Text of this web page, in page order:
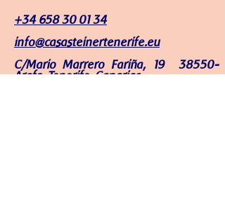
+34 658 30 01 34
info@casasteinertenerife.eu
C/Mario Marrero Fariña, 19 38550-
Arafo, Tenerife, Canarias